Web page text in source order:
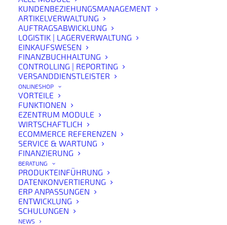
KUNDENBEZIEHUNGSMANAGEMENT
ARTIKELVERWALTUNG
AUFTRAGSABWICKLUNG
LOGISTIK | LAGERVERWALTUNG
EINKAUFSWESEN
FINANZBUCHHALTUNG
CONTROLLING | REPORTING
VERSANDDIENSTLEISTER
ONLINESHOP
VORTEILE
FUNKTIONEN
EZENTRUM MODULE
WIRTSCHAFTLICH
ECOMMERCE REFERENZEN
SERVICE & WARTUNG
FINANZIERUNG
BERATUNG
PRODUKTEINFÜHRUNG
DATENKONVERTIERUNG
ERP ANPASSUNGEN
ENTWICKLUNG
SCHULUNGEN
NEWS
IT-basierte Abläufe sind das Rückgrat moderner
Unternehmen – ob Warenwirtschaft, Versand,
Produktion oder Datenaustausch. Ein einziger Fehler
kann Zeit, Geld und Vertrauen kosten.
Deshalb bietet deLUXE-ERP ein intelligentes
Monitoring-System, das zwei zentrale Komponenten
des ERP-Ökosystems absichert: das
und daseMOVER Monitoring
Beide Module arbeiten Hand in Hand, um kritische